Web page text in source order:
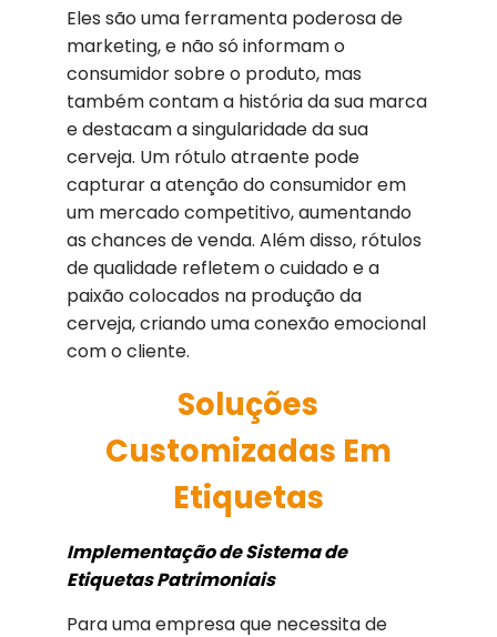
Eles são uma ferramenta poderosa de
marketing, e não só informam o
consumidor sobre o produto, mas
também contam a história da sua marca
e destacam a singularidade da sua
cerveja. Um rótulo atraente pode
capturar a atenção do consumidor em
um mercado competitivo, aumentando
as chances de venda. Além disso, rótulos
de qualidade refletem o cuidado e a
paixão colocados na produção da
cerveja, criando uma conexão emocional
com o cliente.
Soluções
Customizadas Em
Etiquetas
Implementação de Sistema de
Etiquetas Patrimoniais
Para uma empresa que necessita de